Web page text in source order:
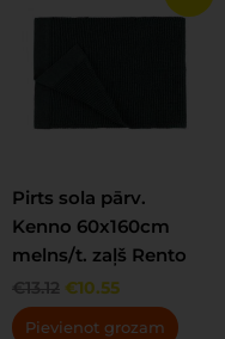
Pirts sola pārv.
Kenno 60x160cm
melns/t. zaļš Rento
€13.12
was:
€10.55
is:
Pievienot grozam